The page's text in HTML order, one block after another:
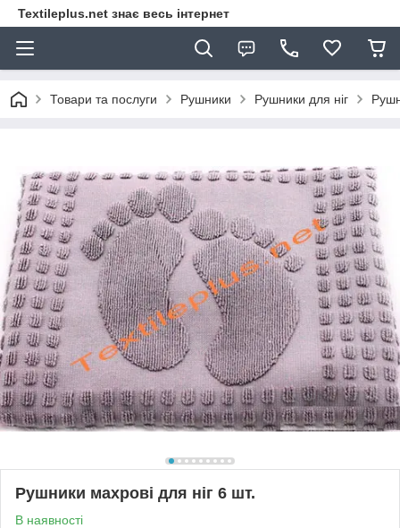
Textileplus.net знає весь інтернет
Товари та послуги Рушники Рушники для ніг
Рушники махрові для ніг 6 шт.
В наявності